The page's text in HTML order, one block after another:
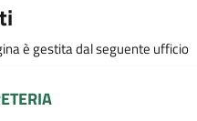
è gestita dal seguente ufficio